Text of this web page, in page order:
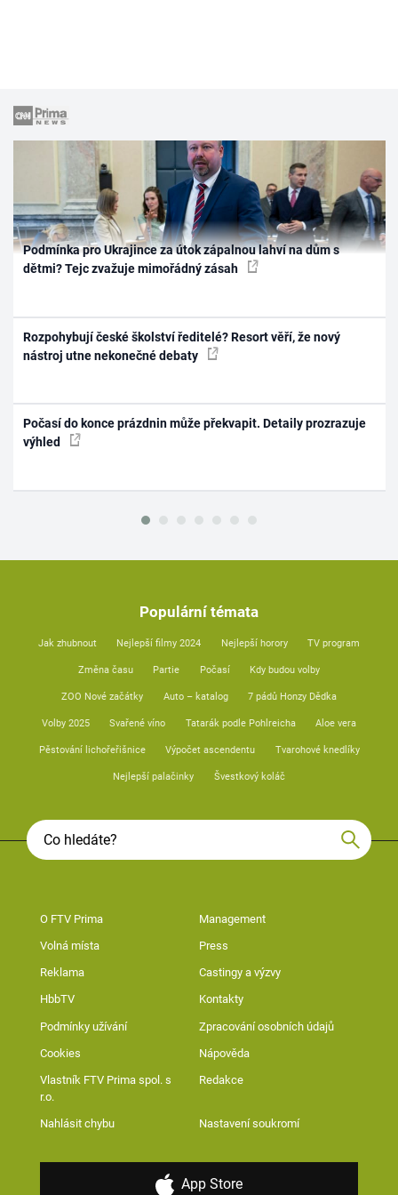
Podmínka pro Ukrajince za útok zápalnou lahví na dům s
dětmi? Tejc zvažuje mimořádný zásah
Rozpohybují české školství ředitelé? Resort věří, že nový
nástroj utne nekonečné debaty
Počasí do konce prázdnin může překvapit. Detaily prozrazuje
výhled
Populární témata
Jak zhubnout Nejlepší filmy 2024 Nejlepší horory TV program
Změna času Partie Počasí Kdy budou volby
ZOO Nové začátky Auto – katalog 7 pádů Honzy Dědka
Volby 2025 Svařené víno Tatarák podle Pohlreicha Aloe vera
Pěstování lichořeřišnice Výpočet ascendentu Tvarohové knedlíky
Nejlepší palačinky Švestkový koláč
O FTV Prima Management
Volná místa Press
Reklama Castingy a výzvy
HbbTV Kontakty
Podmínky užívání Zpracování osobních údajů
Cookies Nápověda
Vlastník FTV Prima spol. s
r.o.
Redakce
Nahlásit chybu Nastavení soukromí
App Store